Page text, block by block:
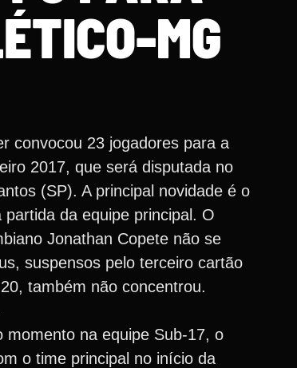
MG
convocou 23 jogadores para a
2017, que será disputada no
(SP). A principal novidade é o
da equipe principal. O
Jonathan Copete não se
suspensos pelo terceiro cartão
também não concentrou.
momento na equipe Sub-17, o
o time principal no início da